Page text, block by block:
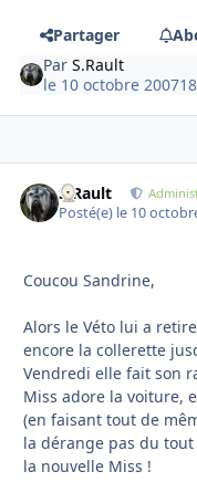
Partager
ParS.Rault
le 10 octobre 2007
S.Rault
Posté(e) le 10
Coucou Sandrine,
Alors le Véto lui a
encore la collerette
Vendredi elle fait son
Miss adore la voiture,
(en faisant tout de
la dérange pas du
la nouvelle Miss !